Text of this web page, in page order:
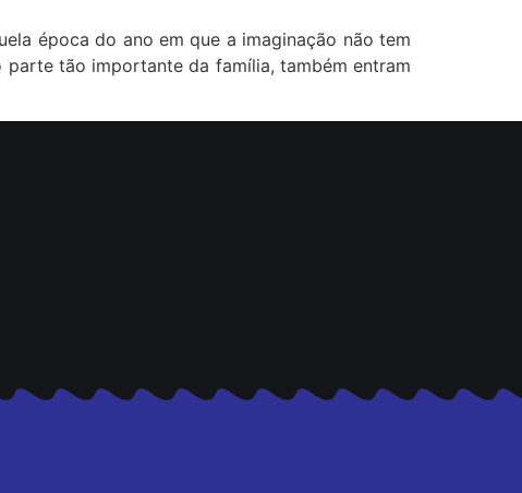
época do ano em que a imaginação não tem
parte tão importante da família, também entram